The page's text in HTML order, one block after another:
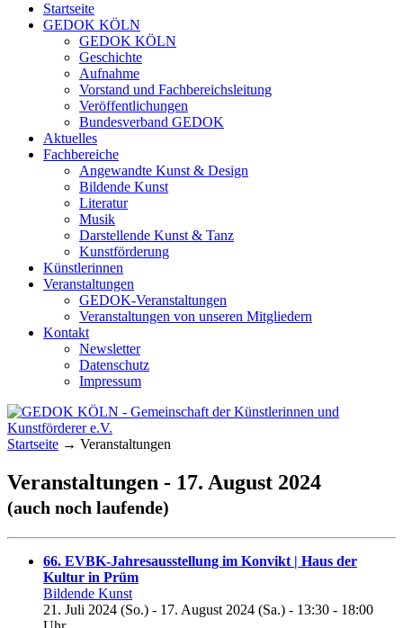
Startseite
GEDOK KÖLN
GEDOK KÖLN
Geschichte
Aufnahme
Vorstand und Fachbereichsleitung
Veröffentlichungen
Bundesverband GEDOK
Aktuelles
Fachbereiche
Angewandte Kunst & Design
Bildende Kunst
Literatur
Musik
Darstellende Kunst & Tanz
Kunstförderung
Künstlerinnen
Veranstaltungen
GEDOK-Veranstaltungen
Veranstaltungen von unseren Mitgliedern
Kontakt
Newsletter
Datenschutz
Impressum
GEDOK KÖLN
Gemeinschaft der Künstlerinnen und
Kunstförderer e.V.
Startseite → Veranstaltungen
Veranstaltungen - 17. August 2024
(auch noch laufende)
66. EVBK-Jahresausstellung im Konvikt | Haus der
Kultur in Prüm
Bildende Kunst
21. Juli 2024 (So.) - 17. August 2024 (Sa.) - 13:30 - 18:00